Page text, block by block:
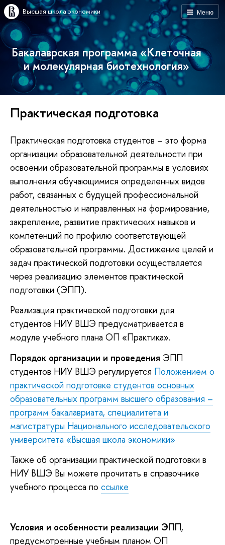
Меню
Высшая школа экономики
Бакалаврская программа «Клеточная
и молекулярная биотехнология»
Практическая подготовка
Практическая подготовка студентов – это форма
организации образовательной деятельности при
освоении образовательной программы в условиях
выполнения обучающимися определенных видов
работ, связанных с будущей профессиональной
деятельностью и направленных на формирование,
закрепление, развитие практических навыков и
компетенций по профилю соответствующей
образовательной программы. Достижение целей и
задач практической подготовки осуществляется
через реализацию элементов практической
подготовки (ЭПП).
Реализация практической подготовки для
студентов НИУ ВШЭ предусматривается в
модуле учебного плана ОП «Практика».
Порядок организации и проведения ЭПП
студентов НИУ ВШЭ регулируется Положением о
практической подготовке студентов основных
образовательных программ высшего образования –
программ бакалавриата, специалитета и
магистратуры Национального исследовательского
университета «Высшая школа экономики»
Также об организации практической подготовки в
НИУ ВШЭ Вы можете прочитать в справочнике
учебного процесса по ссылке
Условия и особенности реализации ЭПП,
предусмотренные учебным планом ОП